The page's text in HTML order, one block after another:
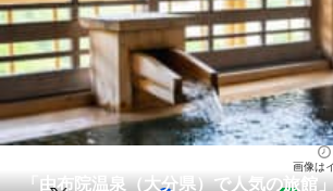
エンタメ クイズ
グルメ 地域
住まい 教育・育児
動物 リサーチ
会員記事
「由布院温泉（大分県）で人気の旅館
画像は